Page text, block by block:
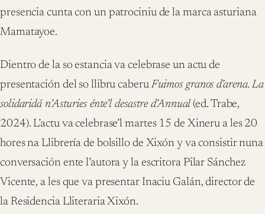
presencia cunta con un patrociniu de la marca asturiana
Mamatayoe.
Dientro de la so estancia va celebrase un actu de
presentación del so llibru caberuFuimos granos d’arena. La
solidaridá n’Asturies énte’l desastre d’Annual (ed. Trabe,
2024). L’actu va celebrase’l martes 15 de Xineru a les 20
hores na Llibrería de bolsillo de Xixón y va consistir nuna
conversación ente l’autora y la escritora Pilar Sánchez
Vicente, a les que va presentar Inaciu Galán, director de
la Residencia Lliteraria Xixón.